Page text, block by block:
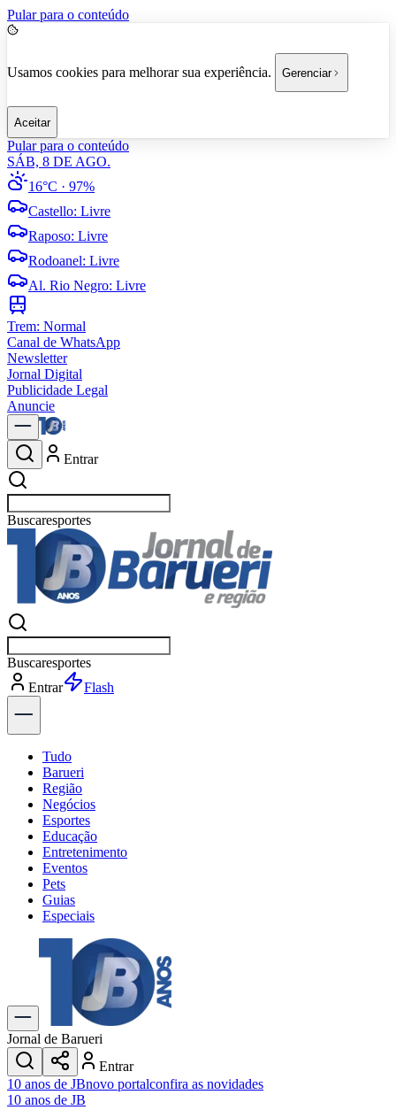
Pular para o conteúdo
Usamos cookies para melhorar sua experiência. Gerenciar
Aceitar
Pular para o conteúdo
SÁB, 8 DE AGO.
16°C · 97%
Castello: Livre
Raposo: Livre
Rodoanel: Livre
Al. Rio Negro: Livre
Trem: Normal
Canal de WhatsApp
Newsletter
Jornal Digital
Publicidade Legal
Anuncie
Entrar
Buscarpolítica
Buscarpolítica
Entrar
Explorar
Tudo
Barueri
Região
Negócios
Esportes
Educação
Entretenimento
Eventos
Pets
Guias
Especiais
Explore Tudo
Últimas Notícias
Previsão do Tempo
Trânsito e Rotas
Dia a Dia & Lazer
Transportes
Gastronomia
Cinema & Shows
JogosNovo
Jornal de Barueri
Entrar
10 anos de JBnovo portalconfira as novidades
10 anos de JB